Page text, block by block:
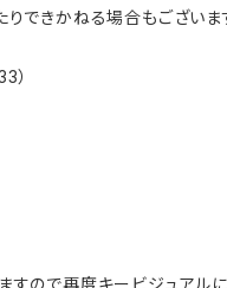
できかねる場合もございま
）